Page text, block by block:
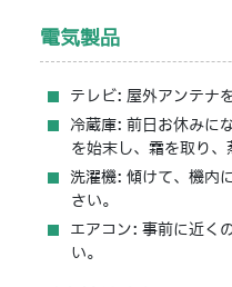
電気製品
テレビ: 屋外アンテナ
冷蔵庫: 前日お休みに
を始末し、霜を取り、
洗濯機: 傾けて、機内
さい。
エアコン: 事前に近く
い。